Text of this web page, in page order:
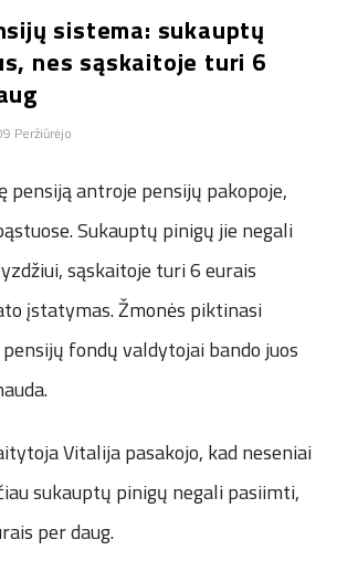
sistema: sukauptų
nes sąskaitoje turi 6
Peržiūrėjo
pensiją antroje pensijų pakopoje,
Sukauptų pinigų jie negali
sąskaitoje turi 6 eurais
įstatymas. Žmonės piktinasi
fondų valdytojai bando juos
Vitalija pasakojo, kad neseniai
sukauptų pinigų negali pasiimti,
per daug.